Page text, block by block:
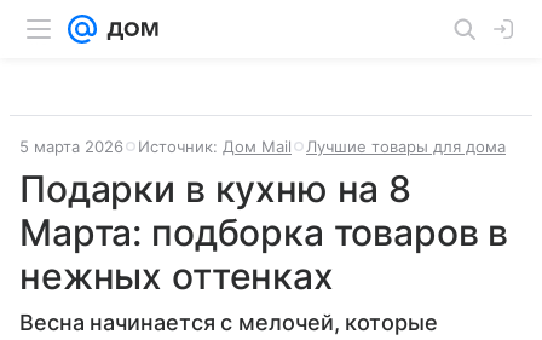
5 марта 2026 Источник: Дом Mail Лучшие товары для дома
Подарки в кухню на 8
Марта: подборка товаров в
нежных оттенках
Весна начинается с мелочей, которые